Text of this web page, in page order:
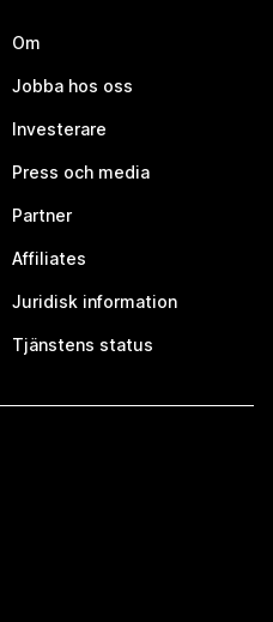
Om
Jobba hos oss
Investerare
Press och media
Partner
Affiliates
Juridisk information
Tjänstens status